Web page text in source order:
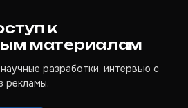
к
материалам
разработки, интервью с
рекламы.